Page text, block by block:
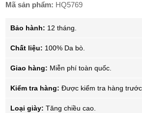
Mã sản phẩm: HQ5769
Bảo hành: 12 tháng.
Chất liệu: 100% Da bò.
Giao hàng: Miễn phí toàn quốc.
Kiểm tra hàng: Được kiểm tra hàng
Loại giày: Tăng chiều cao.